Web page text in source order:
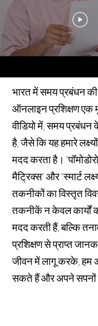
भारत में समय प्रबंधन
ऑनलाइन प्रशिक्षण एक
वीडियो में, समय प्रबंधन
है, जैसे कि यह हमारे
मदद करता है।
मैट्रिक्स' और 'स्मार्ट
तकनीकों का विस्तृत
तकनीकें न केवल कार्यों
मदद करती हैं, बल्कि
प्रशिक्षण से प्राप्त
जीवन में लागू करके, हम
सकते हैं और अपने सपनों